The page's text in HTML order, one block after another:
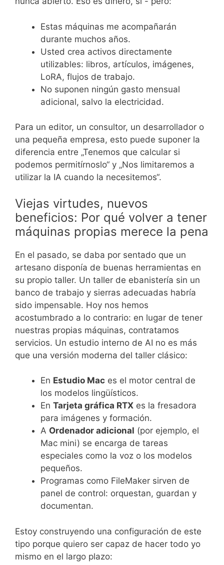
Estas máquinas me acompañarán
durante muchos años.
Usted crea activos directamente
utilizables: libros, artículos, imágenes,
LoRA, flujos de trabajo.
No suponen ningún gasto mensual
adicional, salvo la electricidad.
Para un editor, un consultor, un desarrollador o
una pequeña empresa, esto puede suponer la
diferencia entre „Tenemos que calcular si
podemos permitírnoslo“ y „Nos limitaremos a
utilizar la IA cuando la necesitemos“.
Viejas virtudes, nuevos
beneficios: Por qué volver a tener
máquinas propias merece la pena
En el pasado, se daba por sentado que un
artesano disponía de buenas herramientas en
su propio taller. Un taller de ebanistería sin un
banco de trabajo y sierras adecuadas habría
sido impensable. Hoy nos hemos
acostumbrado a lo contrario: en lugar de tener
nuestras propias máquinas, contratamos
servicios. Un estudio interno de AI no es más
que una versión moderna del taller clásico:
En Estudio Mac es el motor central de
los modelos lingüísticos.
En Tarjeta gráfica RTX es la fresadora
para imágenes y formación.
A Ordenador adicional (por ejemplo, el
Mac mini) se encarga de tareas
especiales como la voz o los modelos
pequeños.
Programas como FileMaker sirven de
panel de control: orquestan, guardan y
documentan.
Estoy construyendo una configuración de este
tipo porque quiero ser capaz de hacer todo yo
mismo en el largo plazo: